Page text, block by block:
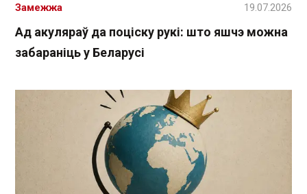
Ад акуляраў да поціску рукі: што яшчэ можна
забараніць у Беларусі
Замежжа 19.07.2026